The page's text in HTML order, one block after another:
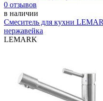
0 отзывов
в наличии
Смеситель для кухни
нержавейка
LEMARK